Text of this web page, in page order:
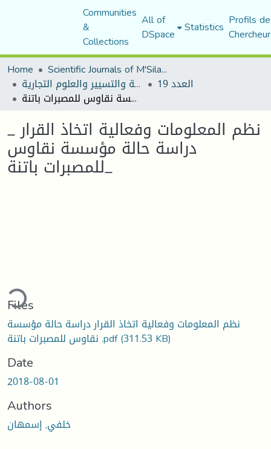
Communities
&
Collections
All of
DSpace Statistics Profils
Home
Scientific Journals of M'Sila University
مجلة العلوم الاقتصادية والتسيير والعلوم التجارية العدد 19
نظم المعلومات وفعالية اتخاذ القرار _ دراسة حالة مؤسسة نقاوس للمصبرات باتنة_
نظم المعلومات وفعالية اتخاذ القرار _
دراسة حالة مؤسسة نقاوس
للمصبرات باتنة_
Files
نظم المعلومات وفعالية اتخاذ القرار دراسة حالة مؤسسة
نقاوس للمصبرات باتنة .pdf(311.53 KB)
Date
2018-08-01
Authors
خلفي, إسمهان